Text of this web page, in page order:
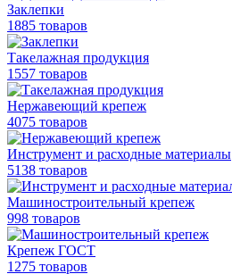
Заклепки
1885 товаров
Такелажная продукция
1557 товаров
Нержавеющий крепеж
4075 товаров
Инструмент и расходные материалы
5138 товаров
Машиностроительный крепеж
998 товаров
Крепеж ГОСТ
1275 товаров